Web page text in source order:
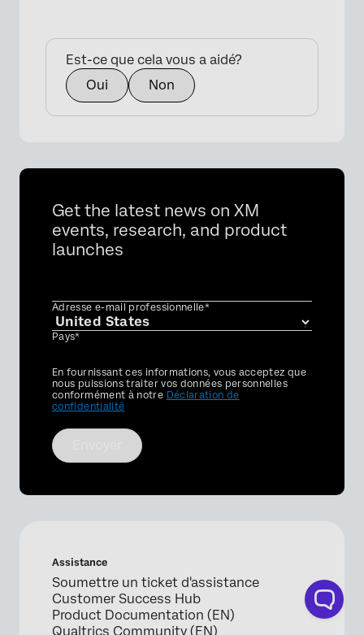
Est-ce que cela vous a aidé?
Oui
Non
Get the latest news on XM
events, research, and product
launches
Adresse e-mail professionnelle*
Pays*
Privacy
Optin
En fournissant ces informations, vous acceptez que
nous puissions traiter vos données personnelles
conformément à notre Déclaration de
confidentialité
Assistance
Soumettre un ticket d'assistance
Customer Success Hub
Product Documentation (EN)
Qualtrics Community (EN)